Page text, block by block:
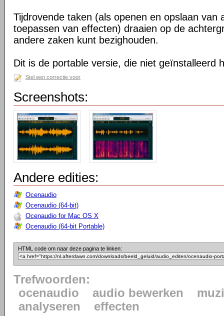
Tijdrovende taken (als openen en opslaan van
toepassen van effecten) draaien op de
andere zaken kunt bezighouden.
Dit is de portable versie, die niet geïnstalleerd
Stel een correctie voor
Screenshots:
Andere edities:
Ocenaudio
Ocenaudio (64-bit)
Ocenaudio for Mac OS X
Ocenaudio (64-bit Portable)
HTML code om naar deze pagina te linken:
Trefwoorden:
ocenaudio
audio bewerken
analyseren
effecten